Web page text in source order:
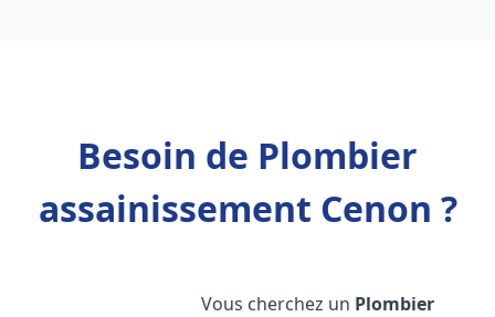
Besoin de Plombier
assainissement Cenon ?
Vous cherchez un Plombier